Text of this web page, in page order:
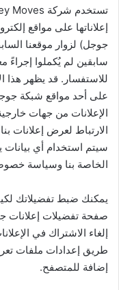
إعلاناتها على مواقع
جوجل) لزوار موقعنا
سابقين لم يُكملوا إجراءً
للاستفسار. قد يظهر هذا
على أحد مواقع شبكة
الإعلانات من جهات
الارتباط لعرض إعلانات
سيتم استخدام أي
الخاصة بنا وسياسة
يمكنك ضبط تفضيلاتك
صفحة تفضيلات إعلانات
إلغاء الاشتراك في
طريق إعدادات ملفات
إضافة للمتصفح.